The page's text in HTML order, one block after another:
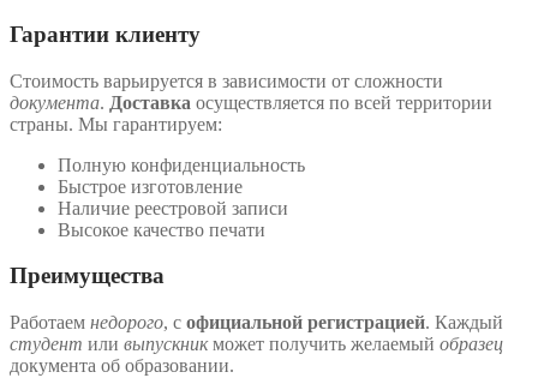
Гарантии клиенту
Стоимость варьируется в зависимости от сложности
документа. Доставка осуществляется по всей территории
страны. Мы гарантируем:
Полную конфиденциальность
Быстрое изготовление
Наличие реестровой записи
Высокое качество печати
Преимущества
Работаем недорого, с официальной регистрацией. Каждый
студент или выпускникможет получить желаемый образец
документа об образовании.